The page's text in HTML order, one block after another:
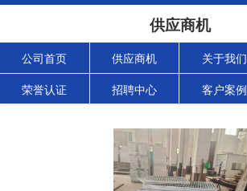
供应商机
公司首页 供应商机 关于我们
荣誉认证 招聘中心 客户案例